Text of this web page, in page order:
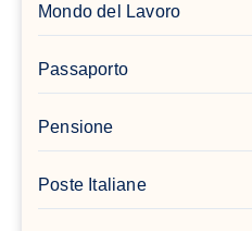
Mondo del Lavoro
Passaporto
Pensione
Poste Italiane